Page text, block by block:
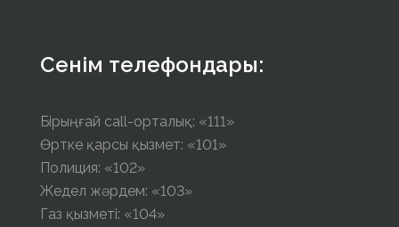
Сенім телефондары:
Бірыңғай call-орталық: «111»
Өртке қарсы қызмет: «101»
Полиция: «102»
Жедел жәрдем: «103»
Газ қызметі: «104»